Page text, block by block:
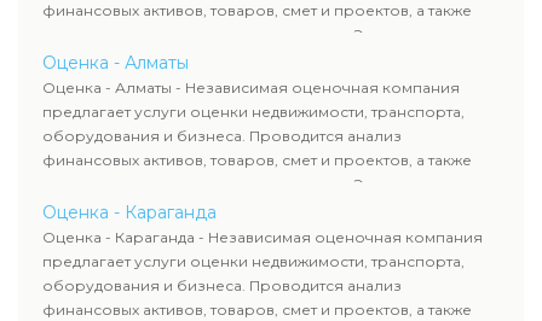
финансовых активов, товаров, смет и проектов, а также
оценка животных и недропользования. Эксперты
определяют рыночную стоимость имущества и
рассчитывают ущерб. Все отчеты соответствуют
требованиям законодательства и используются для
сделок, кредитования и судебных процессов.
Оценка - Алматы
Оценка - Алматы - Независимая оценочная компания
предлагает услуги оценки недвижимости, транспорта,
оборудования и бизнеса. Проводится анализ
финансовых активов, товаров, смет и проектов, а также
оценка животных и недропользования. Эксперты
определяют рыночную стоимость имущества и
рассчитывают ущерб. Все отчеты соответствуют
требованиям законодательства и используются для
сделок, кредитования и судебных процессов.
Оценка - Караганда
Оценка - Караганда - Независимая оценочная компания
предлагает услуги оценки недвижимости, транспорта,
оборудования и бизнеса. Проводится анализ
финансовых активов, товаров, смет и проектов, а также